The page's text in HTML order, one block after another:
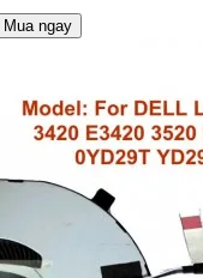
Mua ngay